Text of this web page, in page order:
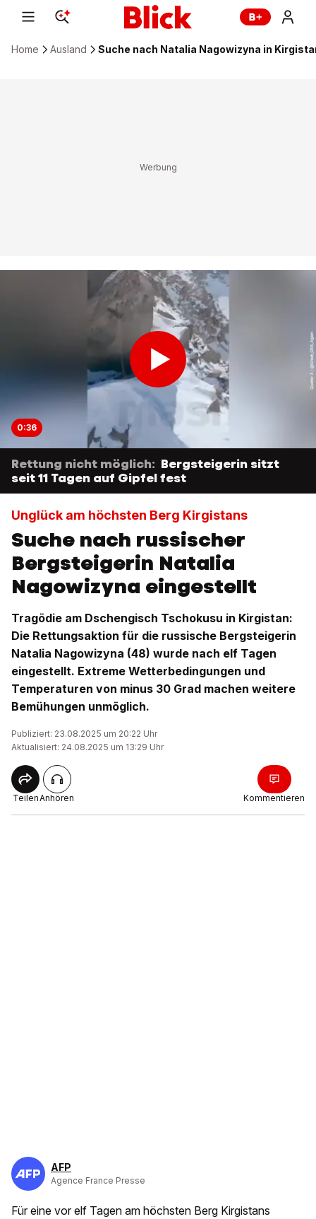
Home Ausland Suche nach Natalia Nagowizyna in
0:36
Rettung nicht möglich: Bergsteigerin sitzt
seit 11 Tagen auf Gipfel fest
Unglück am höchsten Berg Kirgistans
Suche nach russischer
Bergsteigerin Natalia
Nagowizyna eingestellt
Tragödie am Dschengisch Tschokusu in Kirgistan:
Die Rettungsaktion für die russische Bergsteigerin
Natalia Nagowizyna (48) wurde nach elf Tagen
eingestellt. Extreme Wetterbedingungen und
Temperaturen von minus 30 Grad machen weitere
Bemühungen unmöglich.
Publiziert: 23.08.2025 um 20:22 Uhr
Aktualisiert: 24.08.2025 um 13:29 Uhr
TeilenAnhören Kommentieren
AFP
Agence France Presse
Für eine vor elf Tagen am höchsten Berg Kirgistans